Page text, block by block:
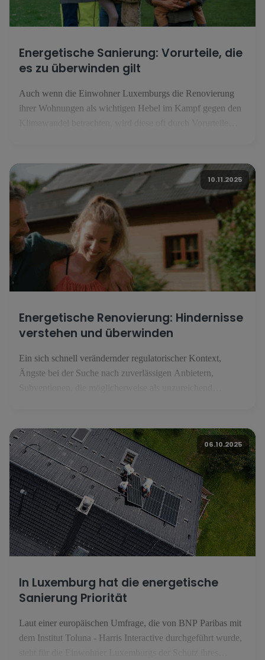
Energetische Sanierung: Vorurteile, die
es zu überwinden gilt
Auch wenn die Einwohner Luxemburgs die Renovierung
ihrer Wohnungen als wichtigen Hebel im Kampf gegen den
luxemburgischen Befragten glauben, dass man zwingend
Handwerker beauftragen muss [...].
10.11.2025
Energetische Renovierung: Hindernisse
verstehen und überwinden
Ein sich schnell verändernder regulatorischer Kontext,
Ängste bei der Suche nach zuverlässigen Anbietern,
Bewusstseins für das eigene Vermögen zögern die
Einwohner Luxemburgs, den Schritt der energetischen
Renovierung zu wagen. Eine europäische Studie, die von
BNP Paribas mit dem Toluna-Institut durchgeführt wurde -
[...].
06.10.2025
In Luxemburg hat die energetische
Sanierung Priorität
Laut einer europäischen Umfrage, die von BNP Paribas mit
dem Institut Toluna - Harris Interactive durchgeführt wurde,